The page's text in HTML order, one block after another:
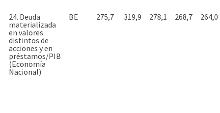
24. Deuda
materializada
en valores
distintos de
acciones y en
préstamos/PIB
(Economía
Nacional)
BE 275,7 319,9 278,1 268,7 264,0